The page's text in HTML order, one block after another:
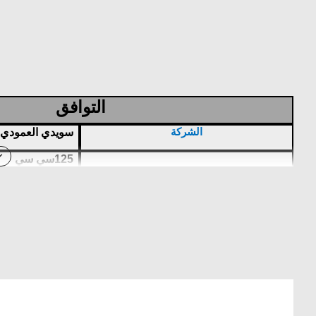
التوافق
الشركة سويدي العمودي
125سي سي